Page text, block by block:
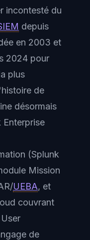
incontesté du
depuis
en 2003 et
2024 pour
plus
de
désormais
Enterprise
(Splunk
Mission
UEBA, et
couvrant
de